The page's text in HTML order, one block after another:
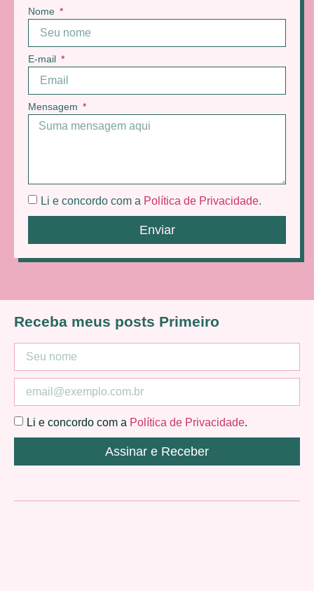
Nome
E-mail
Mensagem
Li e concordo com a Política de Privacidade.
Enviar
Receba meus posts Primeiro
Li e concordo com a Política de Privacidade.
Assinar e Receber